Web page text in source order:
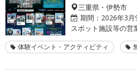
三重県・伊勢市
期間： 2026年3
スポット施設等の営
体験イベント・アクティビティ